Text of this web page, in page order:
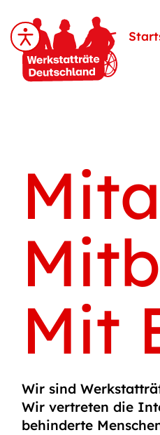
Mit
Wir sind
Wir vertreten die
behinderte